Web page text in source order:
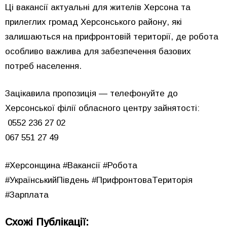
Ці вакансії актуальні для жителів Херсона та
прилеглих громад Херсонського району, які
залишаються на прифронтовій території, де робота
особливо важлива для забезпечення базових
потреб населення.
Зацікавила пропозиція — телефонуйте до
Херсонської філії обласного центру зайнятості:
0552 236 27 02
067 551 27 49
#Херсонщина #Вакансії #Робота
#УкраїнськийПівдень #ПрифронтоваТериторія
#Зарплата
Схожі Публікації: